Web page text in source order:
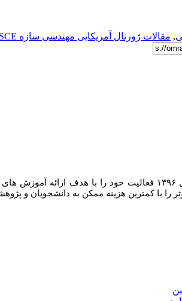
, مقالات ژورنال آمریکایی مهندسی سازه ASCE
عمران زاگرس از سال ۱۳۹۶ فعالیت خود را با
را با کمترین هزینه ممکن به دانشجویان و